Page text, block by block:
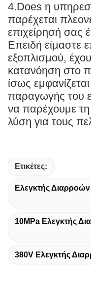
4.Does η
παρέχεται
επιχείρησή σας
Επειδή είμαστε
εξοπλισμού,
κατανόηση στο
ίσως
παραγωγής του
να παρέχουμε
λύση για τους
Ετικέτες:
Ελεγκτής
10MPa Ελεγκτής
380V Ελεγκτής